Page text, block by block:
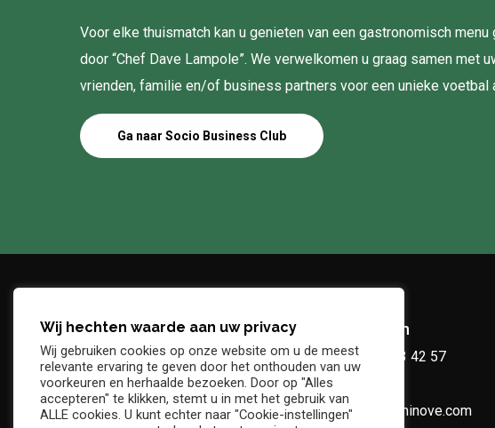
Voor elke thuismatch kan u genieten van een gastronomisch
door “Chef Dave Lampole”. We verwelkomen u graag samen met
vrienden, familie en/of business partners voor een unieke voetbal
Ga naar Socio Business Club
Adres
Denderstraat, z/n
9402 Ninove
Telefoon
+32 54 33 42 57
info@kvkninove.com
Wij hechten waarde aan uw privacy
Wij gebruiken cookies op onze website om u de meest
relevante ervaring te geven door het onthouden van uw
voorkeuren en herhaalde bezoeken. Door op "Alles
accepteren" te klikken, stemt u in met het gebruik van
ALLE cookies. U kunt echter naar "Cookie-instellingen"